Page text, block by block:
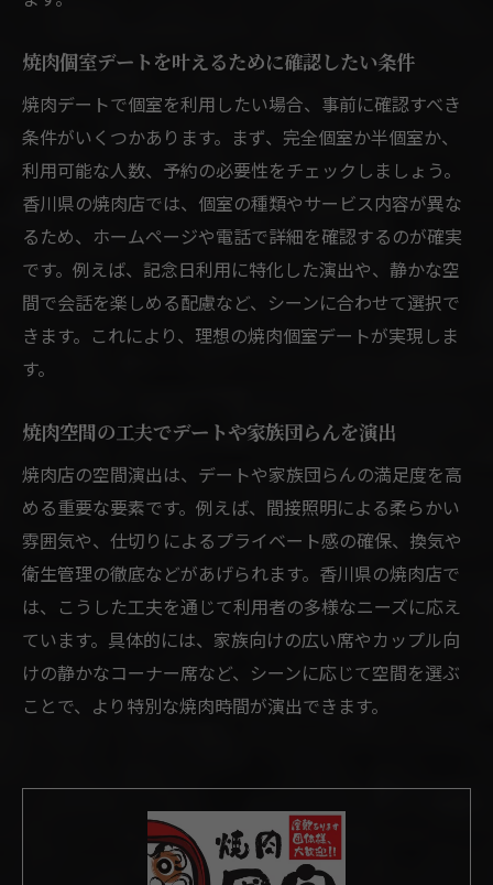
焼肉個室デートを叶えるために確認したい条件
焼肉デートで個室を利用したい場合、事前に確認すべき
条件がいくつかあります。まず、完全個室か半個室か、
利用可能な人数、予約の必要性をチェックしましょう。
香川県の焼肉店では、個室の種類やサービス内容が異な
るため、ホームページや電話で詳細を確認するのが確実
です。例えば、記念日利用に特化した演出や、静かな空
間で会話を楽しめる配慮など、シーンに合わせて選択で
きます。これにより、理想の焼肉個室デートが実現しま
す。
焼肉空間の工夫でデートや家族団らんを演出
焼肉店の空間演出は、デートや家族団らんの満足度を高
める重要な要素です。例えば、間接照明による柔らかい
雰囲気や、仕切りによるプライベート感の確保、換気や
衛生管理の徹底などがあげられます。香川県の焼肉店で
は、こうした工夫を通じて利用者の多様なニーズに応え
ています。具体的には、家族向けの広い席やカップル向
けの静かなコーナー席など、シーンに応じて空間を選ぶ
ことで、より特別な焼肉時間が演出できます。